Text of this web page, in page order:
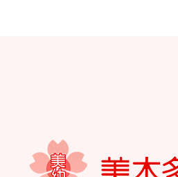
学校法⼈諏訪森学園 諏訪森幼稚
園